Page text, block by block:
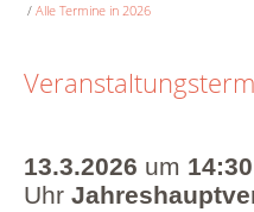
Alle Termine in 2026
13.3.2026 um 14:30
Uhr